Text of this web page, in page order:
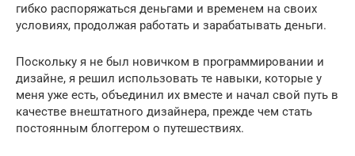
гибко распоряжаться деньгами и временем на своих
условиях, продолжая работать и зарабатывать деньги.
Поскольку я не был новичком в программировании и
дизайне, я решил использовать те навыки, которые у
меня уже есть, объединил их вместе и начал свой путь в
качестве внештатного дизайнера, прежде чем стать
постоянным блоггером о путешествиях.